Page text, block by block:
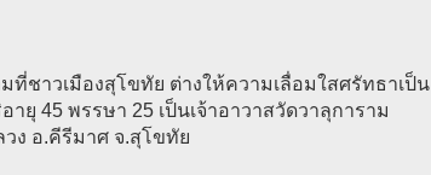
ที่ชาวเมืองสุโขทัย ต่างให้ความเลื่อมใสศรัทธาเป็น
45 พรรษา 25 เป็นเจ้าอาวาสวัดวาลุการาม
ง อ.คีรีมาศ จ.สุโขทัย